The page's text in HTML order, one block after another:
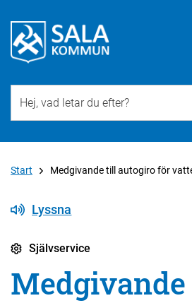
Start Medgivande till autogiro för
Lyssna
Självservice